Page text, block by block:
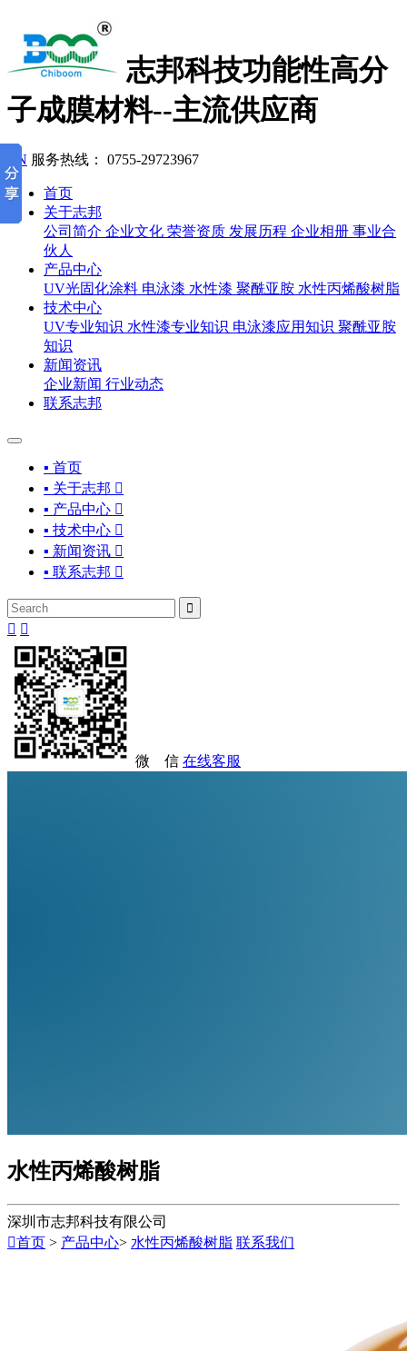
志邦科技功能性高分
子成膜材料--主流供应商
EN 服务热线： 0755-29723967
首页
关于志邦
公司简介 企业文化 荣誉资质 发展历程 企业相册 事业合
伙人
产品中心
UV光固化涂料 电泳漆 水性漆 聚酰亚胺 水性丙烯酸树脂
技术中心
UV专业知识 水性漆专业知识 电泳漆应用知识 聚酰亚胺
知识
新闻资讯
企业新闻 行业动态
联系志邦
▪ 首页
▪ 关于志邦 
▪ 产品中心 
▪ 技术中心 
▪ 新闻资讯 
▪ 联系志邦 

 
微 信 在线客服
水性丙烯酸树脂
深圳市志邦科技有限公司
首页 > 产品中心> 水性丙烯酸树脂 联系我们